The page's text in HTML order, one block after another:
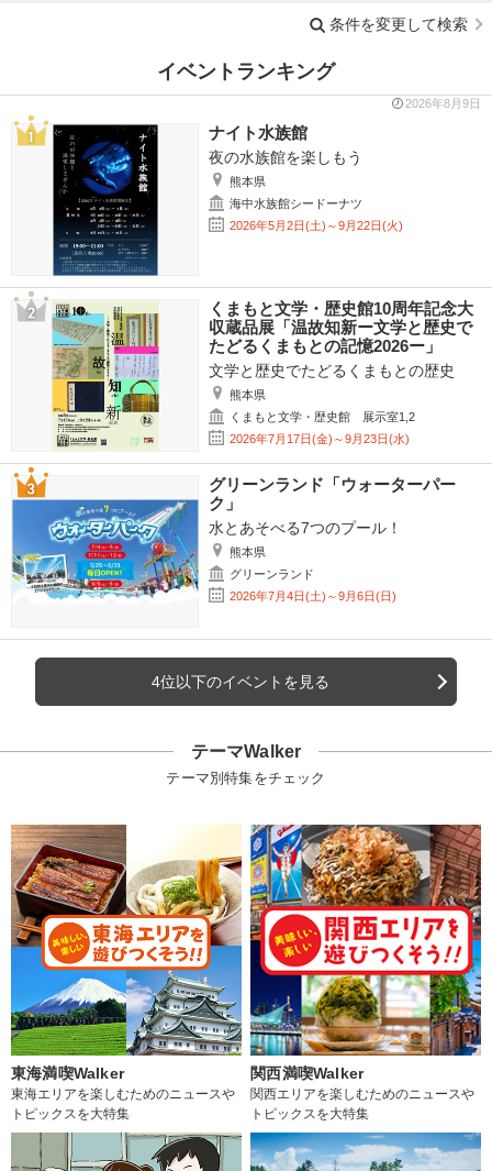
条件を変更して検索
イベントランキング
2026年8月9日
ナイト水族館
夜の水族館を楽しもう
熊本県
海中水族館シードーナツ
2026年5月2日(土)～9月22日(火)
くまもと文学・歴史館10周年記念大
収蔵品展「温故知新ー文学と歴史で
たどるくまもとの記憶2026ー」
文学と歴史でたどるくまもとの歴史
熊本県
くまもと文学・歴史館 展示室1,2
2026年7月17日(金)～9月23日(水)
グリーンランド「ウォーターパー
ク」
水とあそべる7つのプール！
熊本県
グリーンランド
2026年7月4日(土)～9月6日(日)
4位以下のイベントを見る
テーマWalker
テーマ別特集をチェック
東海満喫Walker
東海エリアを楽しむためのニュースや
トピックスを大特集
関西満喫Walker
関西エリアを楽しむためのニュースや
トピックスを大特集